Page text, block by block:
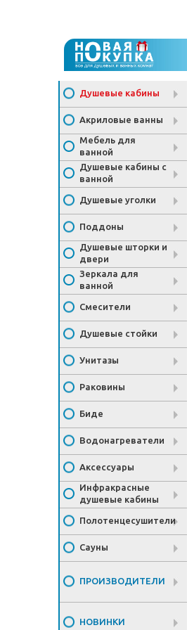
Душевые кабины
Акриловые ванны
Мебель для
ванной
Душевые кабины с
ванной
Душевые уголки
Поддоны
Душевые шторки и
двери
Зеркала для
ванной
Смесители
Душевые стойки
Унитазы
Раковины
Биде
Водонагреватели
Аксессуары
Инфракрасные
душевые кабины
Полотенцесушители
Сауны
ПРОИЗВОДИТЕЛИ
НОВИНКИ